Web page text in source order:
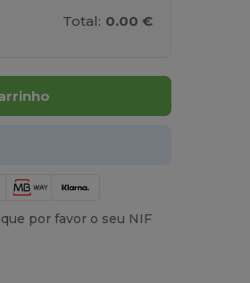
Total: 0.00 €
por favor o seu NIF